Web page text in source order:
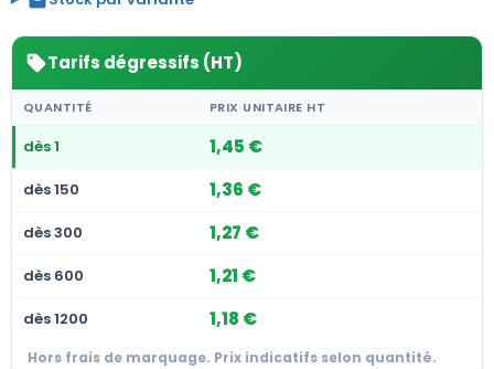
sellTarifs dégressifs (HT)
QUANTITÉ PRIX UNITAIRE HT
dès 1 1,45 €
dès 150 1,36 €
dès 300 1,27 €
dès 600 1,21 €
dès 1200 1,18 €
Hors frais de marquage. Prix indicatifs selon quantité.